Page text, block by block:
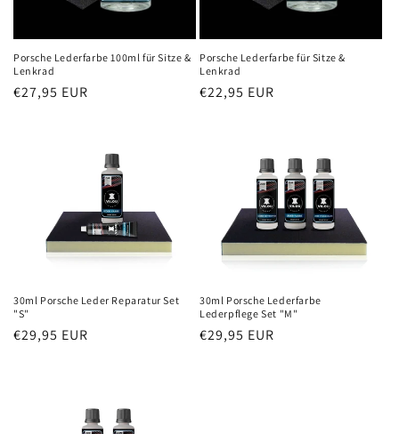
Porsche Lederfarbe 100ml für Sitze &
Lenkrad
Normaler
€27,95 EUR
Porsche Lederfarbe für Sitze &
Lenkrad
Normaler
€22,95 EUR
30ml Porsche Leder Reparatur Set
"S"
Normaler
€29,95 EUR
30ml Porsche Lederfarbe
Lederpflege Set "M"
Normaler
€29,95 EUR